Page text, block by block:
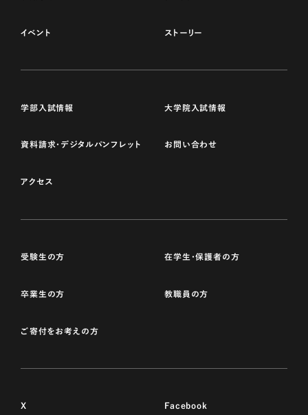
イベント ストーリー
学部入試情報 大学院入試情報
資料請求・デジタルパンフレット お問い合わせ
アクセス
受験生の方 在学生・保護者の方
卒業生の方 教職員の方
ご寄付をお考えの方
X Facebook